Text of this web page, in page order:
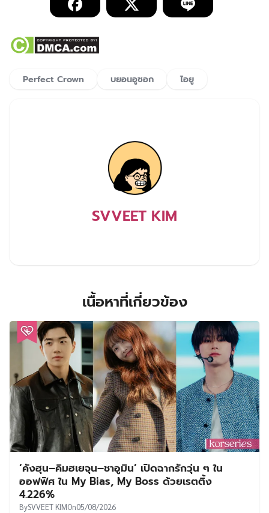
Perfect Crown บยอนอูซอก ไอยู
SVVEET KIM
เนื้อหาที่เกี่ยวข้อง
‘คังฮุน–คิมฮเยจุน–ชาอูมิน’ เปิดฉากรักวุ่น ๆ ใน
ออฟฟิศ ใน My Bias, My Boss ด้วยเรตติ้ง
4.226%
BySVVEET KIMOn05/08/2026